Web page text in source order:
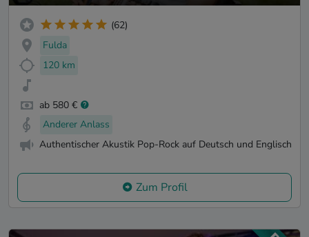
(62)
Fulda
120 km
ab 580 €
Anderer Anlass
Authentischer Akustik Pop-Rock auf Deutsch und Englisch
Zum Profil